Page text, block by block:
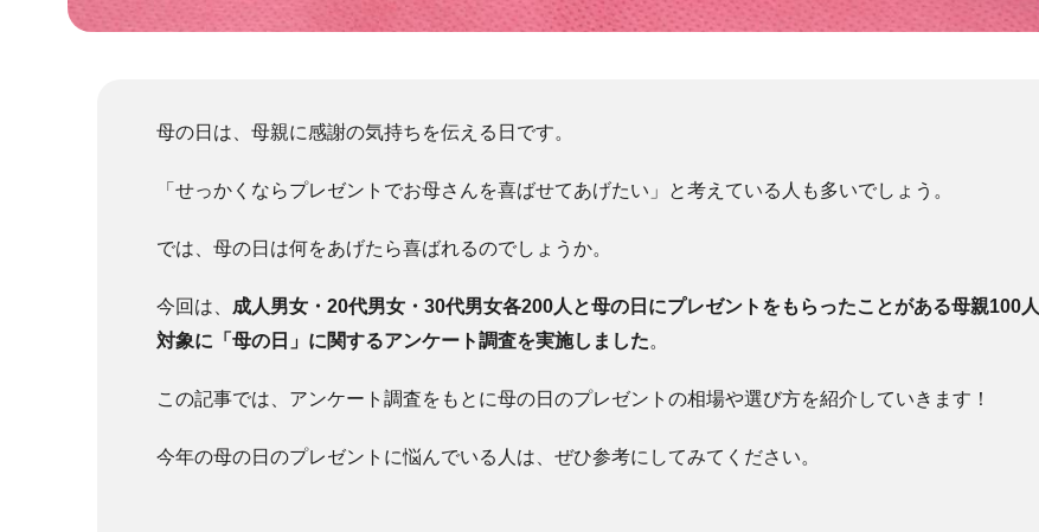
母の日は、母親に感謝の気持ちを伝える日です。
「せっかくならプレゼントでお母さんを喜ばせてあげたい」と考えている人も多いでしょう。
では、母の日は何をあげたら喜ばれるのでしょうか。
今回は、 成人男女・20代男女・30代男女各200人と母の日にプレゼントをもらったことがある母親100人
対象に「母の日」に関するアンケート調査を実施しました。
この記事では、アンケート調査をもとに母の日のプレゼントの相場や選び方を紹介していきます！
今年の母の日のプレゼントに悩んでいる人は、ぜひ参考にしてみてください。